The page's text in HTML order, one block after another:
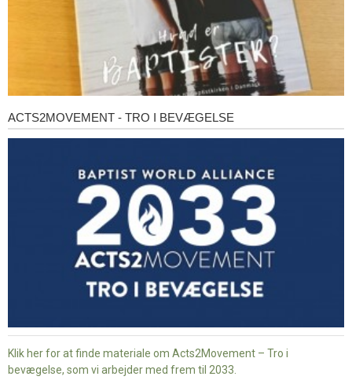
Acts2Movement
ACTS2MOVEMENT - TRO I BEVÆGELSE
Klik her for at finde materiale om Acts2Movement – Tro i
bevægelse, som vi arbejder med frem til 2033.